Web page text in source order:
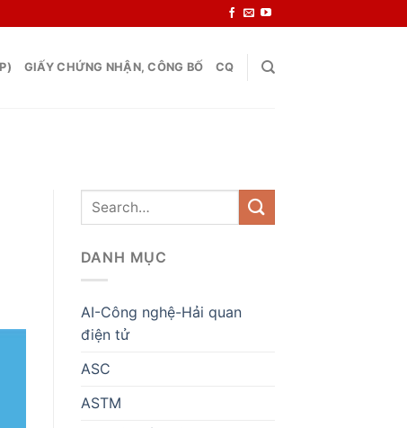
GIẤY CHỨNG NHẬN, CÔNG BỐ CQ
DANH MỤC
AI-Công nghệ-Hải quan
điện tử
ASC
ASTM